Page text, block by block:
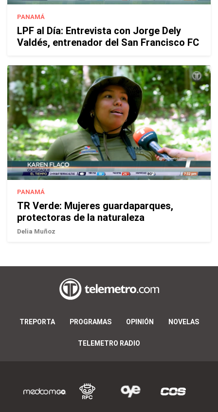
PANAMÁ
LPF al Día: Entrevista con Jorge Dely
Valdés, entrenador del San Francisco FC
PANAMÁ
TR Verde: Mujeres guardaparques,
protectoras de la naturaleza
Delia Muñoz
TREPORTA PROGRAMAS OPINIÓN NOVELAS
TELEMETRO RADIO